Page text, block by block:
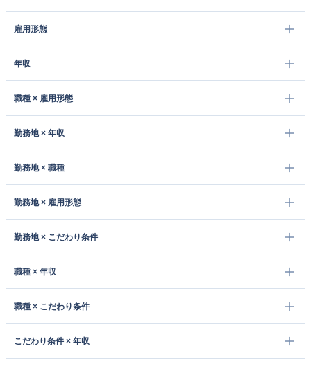
雇用形態
年収
職種 × 雇用形態
勤務地 × 年収
勤務地 × 職種
勤務地 × 雇用形態
勤務地 × こだわり条件
職種 × 年収
職種 × こだわり条件
こだわり条件 × 年収